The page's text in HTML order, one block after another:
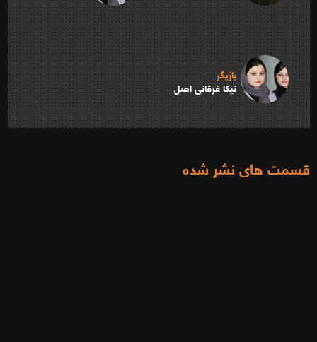
بازیگر
نیکا فرقانی اصل
قسمت های نشر شده